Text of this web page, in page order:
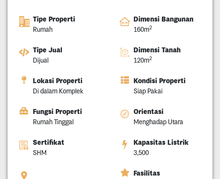
Tipe Properti
Rumah
Dimensi Bangunan
160m2
Tipe Jual
Dijual
Dimensi Tanah
120m2
Lokasi Properti
Di dalam Komplek
Kondisi Properti
Siap Pakai
Fungsi Properti
Rumah Tinggal
Orientasi
Menghadap Utara
Sertifikat
SHM
Kapasitas Listrik
3,500
Fasilitas